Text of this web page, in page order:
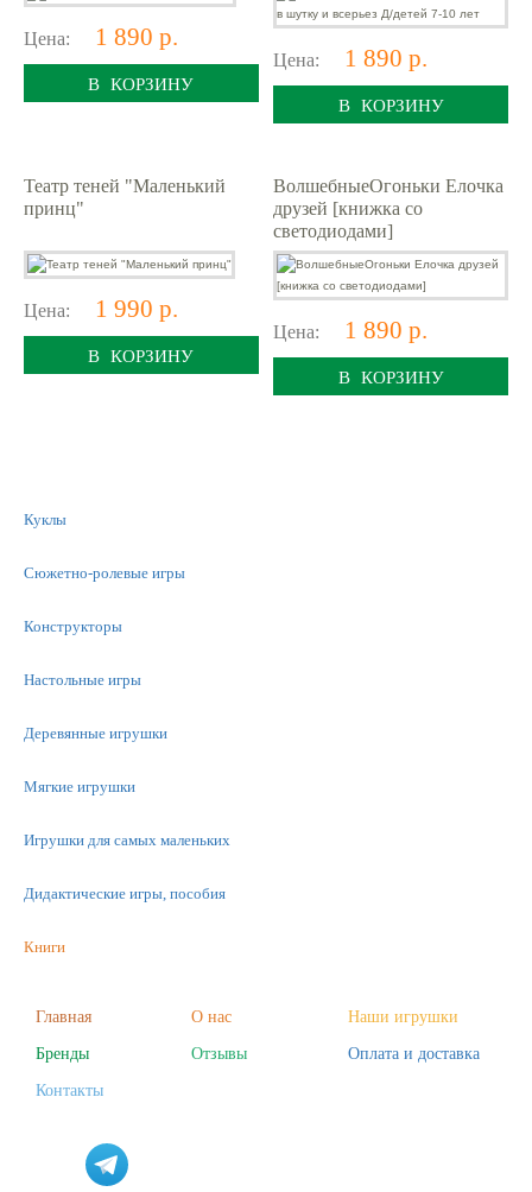
Цена: 1 890 р.
В КОРЗИНУ
Цена: 1 890 р.
В КОРЗИНУ
Театр теней "Маленький
принц"
Цена: 1 990 р.
В КОРЗИНУ
ВолшебныеОгоньки Елочка
друзей [книжка со
светодиодами]
Цена: 1 890 р.
В КОРЗИНУ
Куклы
Сюжетно-ролевые игры
Конструкторы
Настольные игры
Деревянные игрушки
Мягкие игрушки
Игрушки для самых маленьких
Дидактические игры, пособия
Книги
Фигурки
Наборы для творчества
Главная О нас
Наши игрушки
Бренды
Отзывы
Оплата и доставка
Контакты